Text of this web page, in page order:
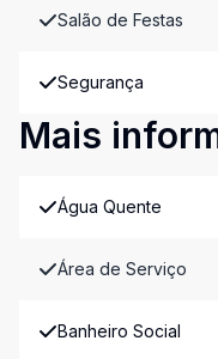
Salão de Festas
Segurança
Mais
Água Quente
Área de Serviço
Banheiro Social